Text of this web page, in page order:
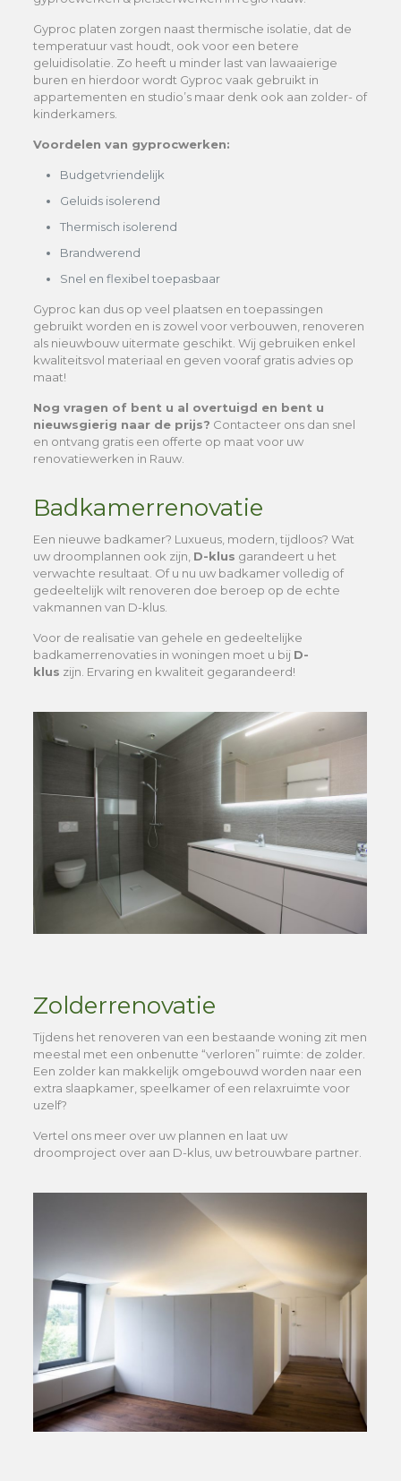
Gyproc platen zorgen naast thermische isolatie, dat de
temperatuur vast houdt, ook voor een betere
geluidisolatie. Zo heeft u minder last van lawaaierige
buren en hierdoor wordt Gyproc vaak gebruikt in
appartementen en studio’s maar denk ook aan zolder- of
kinderkamers.
Voordelen van gyprocwerken:
Budgetvriendelijk
Geluids isolerend
Thermisch isolerend
Brandwerend
Snel en flexibel toepasbaar
Gyproc kan dus op veel plaatsen en toepassingen
gebruikt worden en is zowel voor verbouwen, renoveren
als nieuwbouw uitermate geschikt. Wij gebruiken enkel
kwaliteitsvol materiaal en geven vooraf gratis advies op
maat!
Nog vragen of bent u al overtuigd en bent u
nieuwsgierig naar de prijs? Contacteer ons dan snel
en ontvang gratis een offerte op maat voor uw
renovatiewerken in Rauw.
Badkamerrenovatie
Een nieuwe badkamer? Luxueus, modern, tijdloos? Wat
uw droomplannen ook zijn, D-klus garandeert u het
verwachte resultaat. Of u nu uw badkamer volledig of
gedeeltelijk wilt renoveren doe beroep op de echte
vakmannen van D-klus.
Voor de realisatie van gehele en gedeeltelijke
badkamerrenovaties in woningen moet u bij D-
klus zijn. Ervaring en kwaliteit gegarandeerd!
Zolderrenovatie
Tijdens het renoveren van een bestaande woning zit men
meestal met een onbenutte “verloren” ruimte: de zolder.
Een zolder kan makkelijk omgebouwd worden naar een
extra slaapkamer, speelkamer of een relaxruimte voor
uzelf?
Vertel ons meer over uw plannen en laat uw
droomproject over aan D-klus, uw betrouwbare partner.